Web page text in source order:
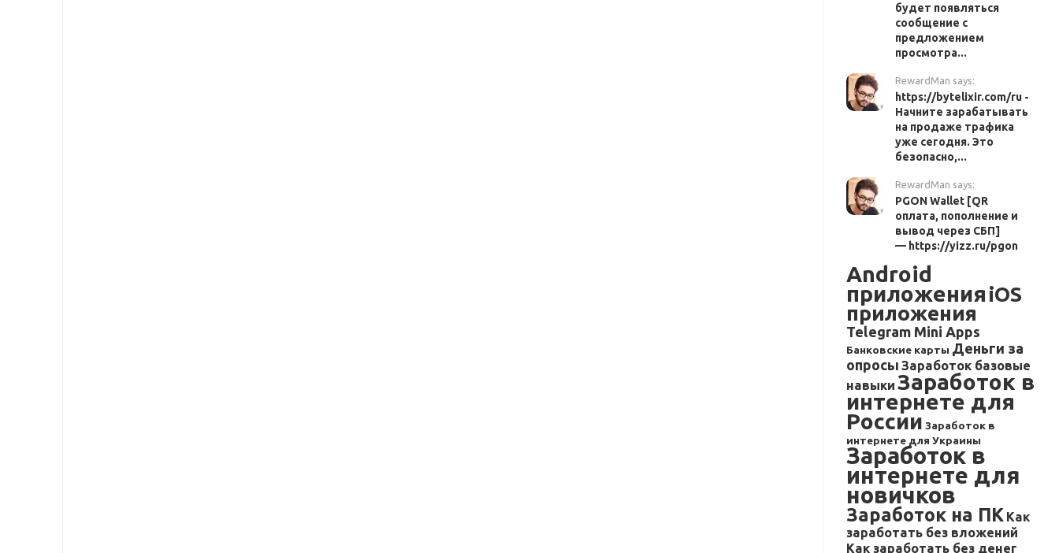
будет появляться
сообщение с
предложением
просмотра...
RewardMan says:
https://bytelixir.com/ru -
Начните зарабатывать
на продаже трафика
уже сегодня. Это
безопасно,...
RewardMan says:
PGON Wallet [QR
оплата, пополнение и
вывод через СБП]
— https://yizz.ru/pgon
Android
приложения iOS
приложения
Telegram Mini Apps
Банковские карты Деньги за
опросы Заработок базовые
навыки Заработок в
интернете для
России Заработок в
интернете для Украины
Заработок в
интернете для
новичков
Заработок на ПК Как
заработать без вложений
Как заработать без денег